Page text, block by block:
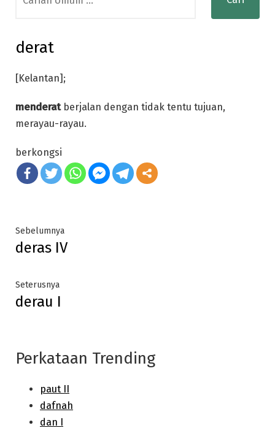
for:
derat
[Kelantan];
menderatberjalan dengan tidak tentu tujuan,
merayau-rayau.
berkongsi
Post
navigation
SebelumnyaPrevious
post:
deras IV
SeterusnyaNext
post:
derau I
Perkataan Trending